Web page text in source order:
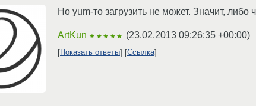
Но yum-то загрузить не может. Значит,
ArtKun ★★★★★ (23.02.2013 09:26:35 +00:00)
Показать ответы Ссылка